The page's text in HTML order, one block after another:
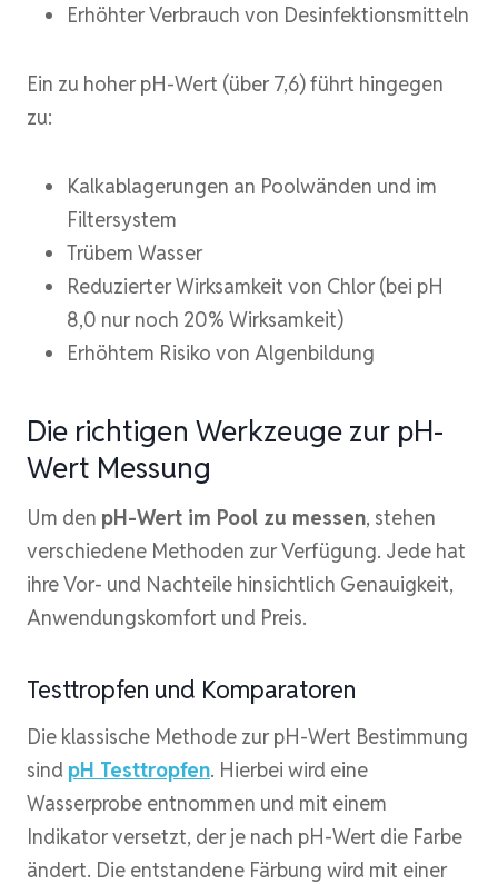
Erhöhter Verbrauch von Desinfektionsmitteln
Ein zu hoher pH-Wert (über 7,6) führt hingegen
zu:
Kalkablagerungen an Poolwänden und im
Filtersystem
Trübem Wasser
Reduzierter Wirksamkeit von Chlor (bei pH
8,0 nur noch 20% Wirksamkeit)
Erhöhtem Risiko von Algenbildung
Die richtigen Werkzeuge zur pH-
Wert Messung
Um den pH-Wert im Pool zu messen, stehen
verschiedene Methoden zur Verfügung. Jede hat
ihre Vor- und Nachteile hinsichtlich Genauigkeit,
Anwendungskomfort und Preis.
Testtropfen und Komparatoren
Die klassische Methode zur pH-Wert Bestimmung
sind pH Testtropfen. Hierbei wird eine
Wasserprobe entnommen und mit einem
Indikator versetzt, der je nach pH-Wert die Farbe
ändert. Die entstandene Färbung wird mit einer